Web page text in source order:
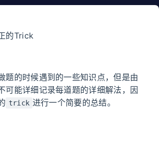
的Trick
题的时候遇到的一些知识点，但是由
可能详细记录每道题的详细解法，因
trick 进行一个简要的总结。